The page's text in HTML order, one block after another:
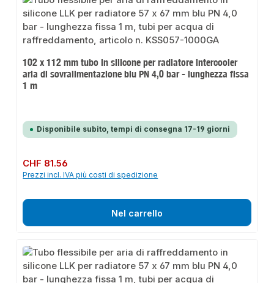
102 x 112 mm tubo in silicone per radiatore intercooler
aria di sovralimentazione blu PN 4,0 bar - lunghezza fissa
1 m
Disponibile subito, tempi di consegna 17-19 giorni
Prezzo normale:
CHF 81.56
Prezzi incl. IVA più costi di spedizione
Nel carrello